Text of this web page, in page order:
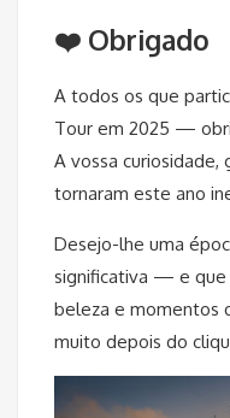
❤️ Obrigado
A todos os que
Tour em 2025 —
A vossa curiosidade,
tornaram este ano
Desejo-lhe uma
significativa — e que
beleza e momentos
muito depois do